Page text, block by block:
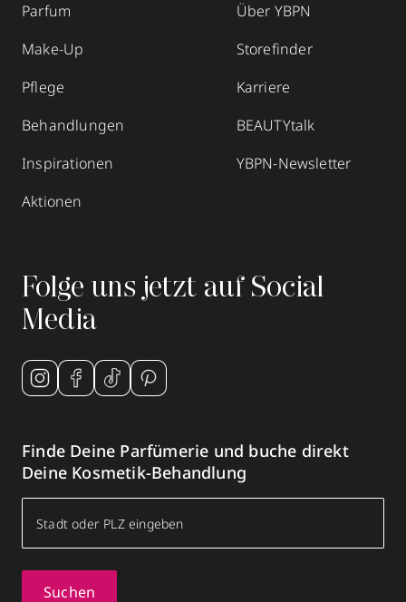
Parfum
Make-Up
Pflege
Behandlungen
Inspirationen
Aktionen
Über YBPN
Storefinder
Karriere
BEAUTYtalk
YBPN-Newsletter
Folge uns jetzt auf Social
Media
Finde Deine Parfümerie und buche direkt
Deine Kosmetik-Behandlung
Suchen